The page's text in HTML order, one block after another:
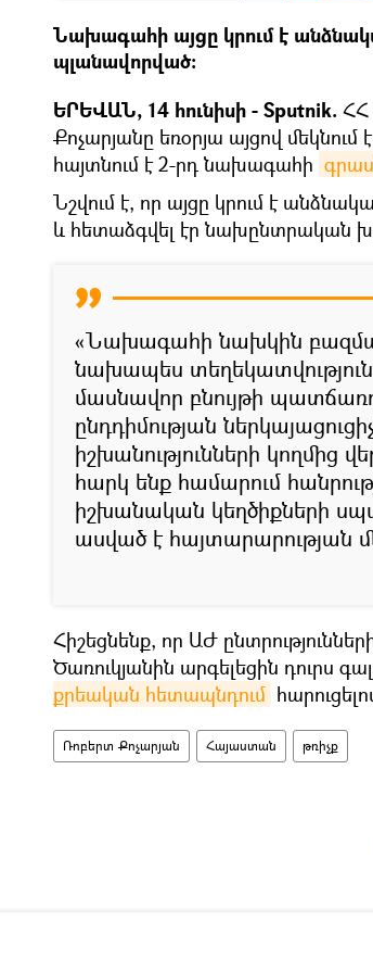
Նախագահի այցը կրում է
պլանավորված։
ԵՐԵՎԱՆ, 14 հունիսի - Sputnik. ՀՀ
Քոչարյանը եռօրյա այցով մեկնում
հայտնում է 2-րդ նախագահի
Նշվում է, որ այցը կրում է
և հետաձգվել էր նախընտրական
«Նախագահի նախկին
նախապես
մասնավոր բնույթի
ընդդիմության
իշխանությունների կողմից
հարկ ենք համարում
իշխանական կեղծիքների
ասված է հայտարարության
Հիշեցնենք, որ ԱԺ
Ծառուկյանին արգելեցին դուրս
քրեական հետապնդում
Ռոբերտ Քոչարյան Հայաստան թռիչք